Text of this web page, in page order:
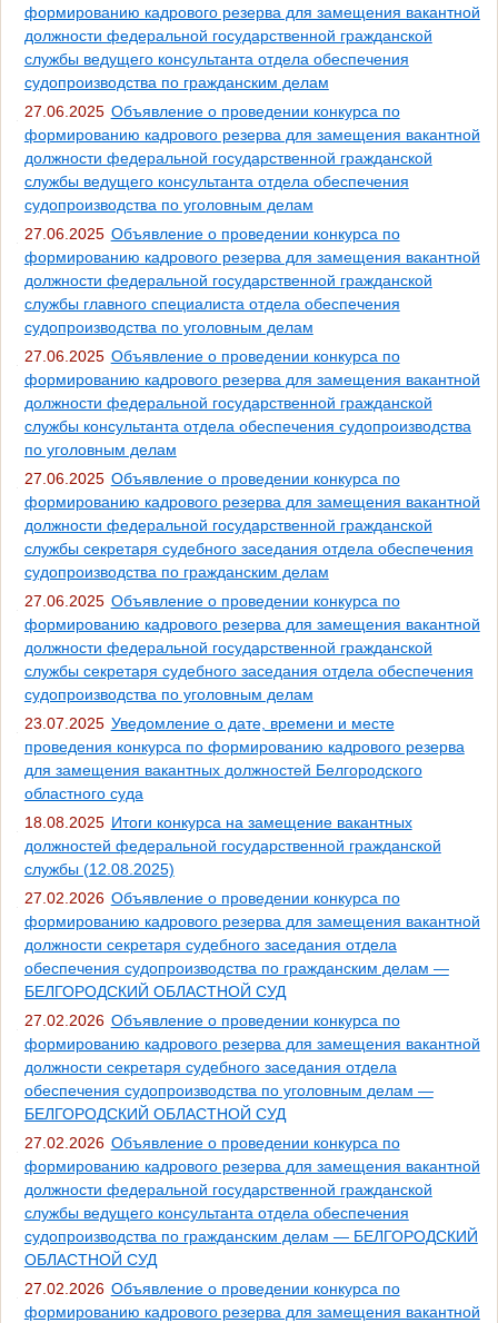
формированию кадрового резерва для замещения вакантной
должности федеральной государственной гражданской
службы ведущего консультанта отдела обеспечения
судопроизводства по гражданским делам
27.06.2025 Объявление о проведении конкурса по
формированию кадрового резерва для замещения вакантной
должности федеральной государственной гражданской
службы ведущего консультанта отдела обеспечения
судопроизводства по уголовным делам
27.06.2025 Объявление о проведении конкурса по
формированию кадрового резерва для замещения вакантной
должности федеральной государственной гражданской
службы главного специалиста отдела обеспечения
судопроизводства по уголовным делам
27.06.2025 Объявление о проведении конкурса по
формированию кадрового резерва для замещения вакантной
должности федеральной государственной гражданской
службы консультанта отдела обеспечения судопроизводства
по уголовным делам
27.06.2025 Объявление о проведении конкурса по
формированию кадрового резерва для замещения вакантной
должности федеральной государственной гражданской
службы секретаря судебного заседания отдела обеспечения
судопроизводства по гражданским делам
27.06.2025 Объявление о проведении конкурса по
формированию кадрового резерва для замещения вакантной
должности федеральной государственной гражданской
службы секретаря судебного заседания отдела обеспечения
судопроизводства по уголовным делам
23.07.2025 Уведомление о дате, времени и месте
проведения конкурса по формированию кадрового резерва
для замещения вакантных должностей Белгородского
областного суда
18.08.2025 Итоги конкурса на замещение вакантных
должностей федеральной государственной гражданской
службы (12.08.2025)
27.02.2026 Объявление о проведении конкурса по
формированию кадрового резерва для замещения вакантной
должности секретаря судебного заседания отдела
обеспечения судопроизводства по гражданским делам —
БЕЛГОРОДСКИЙ ОБЛАСТНОЙ СУД
27.02.2026 Объявление о проведении конкурса по
формированию кадрового резерва для замещения вакантной
должности секретаря судебного заседания отдела
обеспечения судопроизводства по уголовным делам —
БЕЛГОРОДСКИЙ ОБЛАСТНОЙ СУД
27.02.2026 Объявление о проведении конкурса по
формированию кадрового резерва для замещения вакантной
должности федеральной государственной гражданской
службы ведущего консультанта отдела обеспечения
судопроизводства по гражданским делам — БЕЛГОРОДСКИЙ
ОБЛАСТНОЙ СУД
27.02.2026 Объявление о проведении конкурса по
формированию кадрового резерва для замещения вакантной